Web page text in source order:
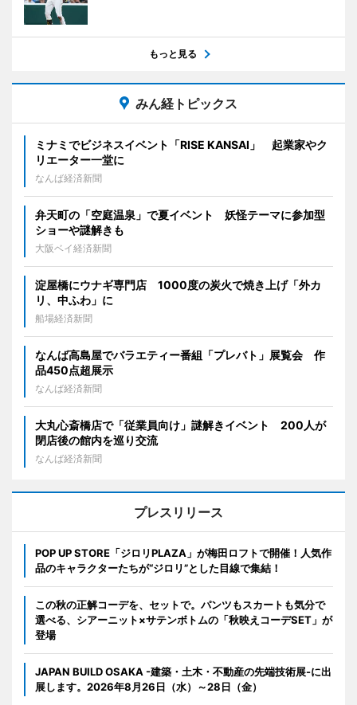
もっと見る
みん経トピックス
ミナミでビジネスイベント「RISE KANSAI」 起業家やク
リエーター一堂に
なんば経済新聞
弁天町の「空庭温泉」で夏イベント 妖怪テーマに参加型
ショーや謎解きも
大阪ベイ経済新聞
淀屋橋にウナギ専門店 1000度の炭火で焼き上げ「外カ
リ、中ふわ」に
船場経済新聞
なんば高島屋でバラエティー番組「プレバト」展覧会 作
品450点超展示
なんば経済新聞
大丸心斎橋店で「従業員向け」謎解きイベント 200人が
閉店後の館内を巡り交流
なんば経済新聞
プレスリリース
POP UP STORE「ジロリPLAZA」が梅田ロフトで開催！人気作
品のキャラクターたちが“ジロリ”とした目線で集結！
この秋の正解コーデを、セットで。パンツもスカートも気分で
選べる、シアーニット×サテンボトムの「秋映えコーデSET」が
登場
JAPAN BUILD OSAKA -建築・土木・不動産の先端技術展-に出
展します。2026年8月26日（水）～28日（金）